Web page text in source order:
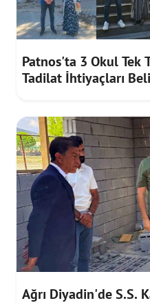
Patnos'ta 3 Okul Tek
Tadilat İhtiyaçları
Ağrı Diyadin'de S.S.